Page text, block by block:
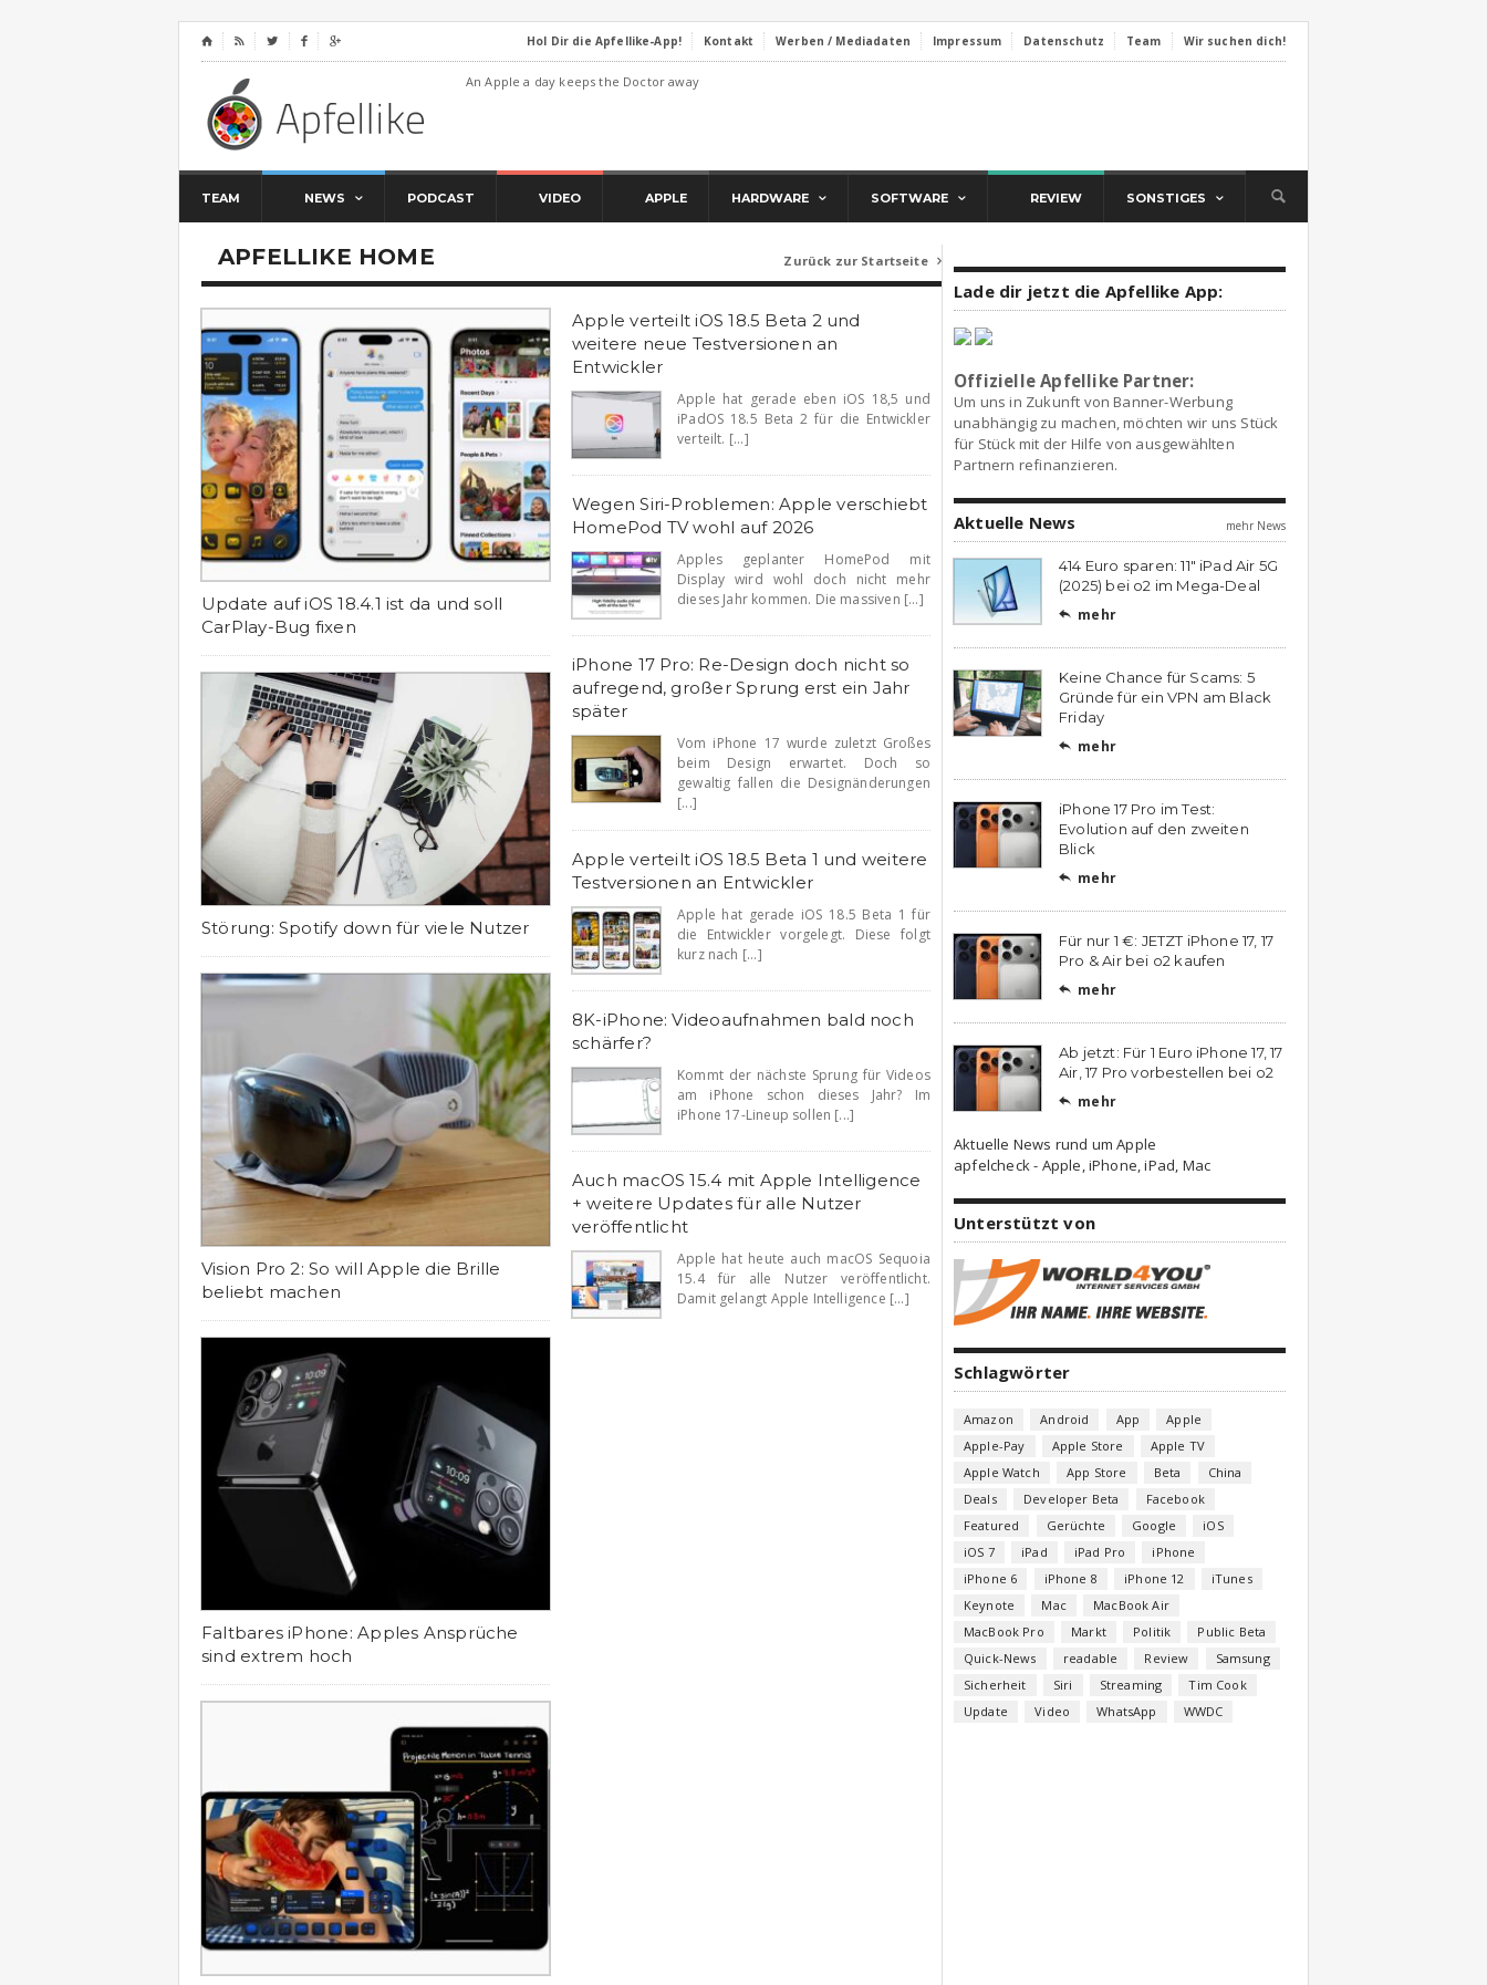
⌂     Hol Dir die Apfellike-App! Kontakt Werben / Mediadaten Impressum Datenschutz Team Wir suchen dich!
An Apple a day keeps the Doctor away
TEAM NEWS PODCAST VIDEO APPLE HARDWARE SOFTWARE REVIEW SONSTIGES
APFELLIKE HOME Zurück zur Startseite 
Update auf iOS 18.4.1 ist da und soll
CarPlay-Bug fixen
Störung: Spotify down für viele Nutzer
Vision Pro 2: So will Apple die Brille
beliebt machen
Faltbares iPhone: Apples Ansprüche
sind extrem hoch
Apple verteilt iOS 18.5 Beta 2 und
weitere neue Testversionen an
Entwickler
Apple hat gerade eben iOS 18,5 und
iPadOS 18.5 Beta 2 für die Entwickler
verteilt. [...]
Wegen Siri-Problemen: Apple verschiebt
HomePod TV wohl auf 2026
Apples geplanter HomePod mit
Display wird wohl doch nicht mehr
dieses Jahr kommen. Die massiven [...]
iPhone 17 Pro: Re-Design doch nicht so
aufregend, großer Sprung erst ein Jahr
später
Vom iPhone 17 wurde zuletzt Großes
beim Design erwartet. Doch so
gewaltig fallen die Designänderungen
[...]
Apple verteilt iOS 18.5 Beta 1 und weitere
Testversionen an Entwickler
Apple hat gerade iOS 18.5 Beta 1 für
die Entwickler vorgelegt. Diese folgt
kurz nach [...]
8K-iPhone: Videoaufnahmen bald noch
schärfer?
Kommt der nächste Sprung für Videos
am iPhone schon dieses Jahr? Im
iPhone 17-Lineup sollen [...]
Auch macOS 15.4 mit Apple Intelligence
+ weitere Updates für alle Nutzer
veröffentlicht
Apple hat heute auch macOS Sequoia
15.4 für alle Nutzer veröffentlicht.
Damit gelangt Apple Intelligence [...]
Lade dir jetzt die Apfellike App:
Offizielle Apfellike Partner:
Um uns in Zukunft von Banner-Werbung
unabhängig zu machen, möchten wir uns Stück
für Stück mit der Hilfe von ausgewählten
Partnern refinanzieren.
Aktuelle News mehr News
414 Euro sparen: 11″ iPad Air 5G
(2025) bei o2 im Mega-Deal
 mehr
Keine Chance für Scams: 5
Gründe für ein VPN am Black
Friday
 mehr
iPhone 17 Pro im Test:
Evolution auf den zweiten
Blick
 mehr
Für nur 1 €: JETZT iPhone 17, 17
Pro & Air bei o2 kaufen
 mehr
Ab jetzt: Für 1 Euro iPhone 17, 17
Air, 17 Pro vorbestellen bei o2
 mehr
Aktuelle News rund um Apple
apfelcheck - Apple, iPhone, iPad, Mac
Unterstützt von
Schlagwörter
Amazon Android App
Apple
Apple-Pay
Apple Store
Apple TV
Apple Watch
App Store Beta
China
Deals
Developer Beta
Facebook
Featured
Gerüchte Google
iOS
iOS 7
iPad iPad Pro
iPhone
iPhone 6
iPhone 8 iPhone 12
iTunes
Keynote
Mac
MacBook Air
MacBook Pro
Markt Politik
Public Beta
Quick-News
readable Review
Samsung
Sicherheit
Siri Streaming
Tim Cook
Update
Video WhatsApp WWDC